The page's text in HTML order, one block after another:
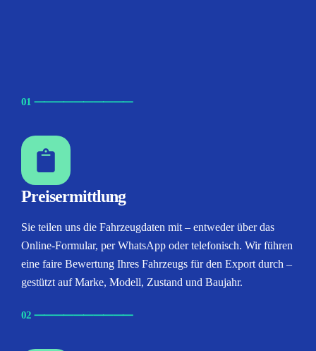
01 ⸺⸺⸺⸺⸺
Preisermittlung
Sie teilen uns die Fahrzeugdaten mit – entweder über das
Online-Formular, per WhatsApp oder telefonisch. Wir führen
eine faire Bewertung Ihres Fahrzeugs für den Export durch –
gestützt auf Marke, Modell, Zustand und Baujahr.
02 ⸺⸺⸺⸺⸺